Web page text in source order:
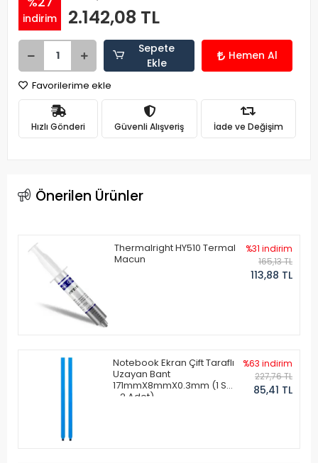
indirim 2.142,08 TL
Sepete
Ekle
Hemen Al
Favorilerime ekle
Hızlı Gönderi Güvenli Alışveriş İade ve Değişim
Önerilen Ürünler
Thermalright HY510 Termal
Macun
%31 indirim
165,13 TL
113,88 TL
Notebook Ekran Çift Taraflı
Uzayan Bant
171mmX8mmX0.3mm (1 Set
- 2 Adet)
%63 indirim
227,76 TL
85,41 TL